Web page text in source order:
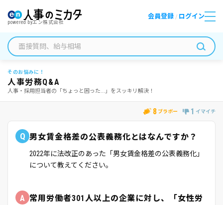
powered byエン株式会社
会員登録 / ログイン
そのお悩みに！
人事労務Q&A
人事・採用担当者の「ちょっと困った...」をスッキリ解決！
8 ブラボー 1 イマイチ
Q 男女賃金格差の公表義務化とはなんですか？
2022年に法改正のあった「男女賃金格差の公表義務化」
について教えてください。
A 常用労働者301人以上の企業に対し、「女性労